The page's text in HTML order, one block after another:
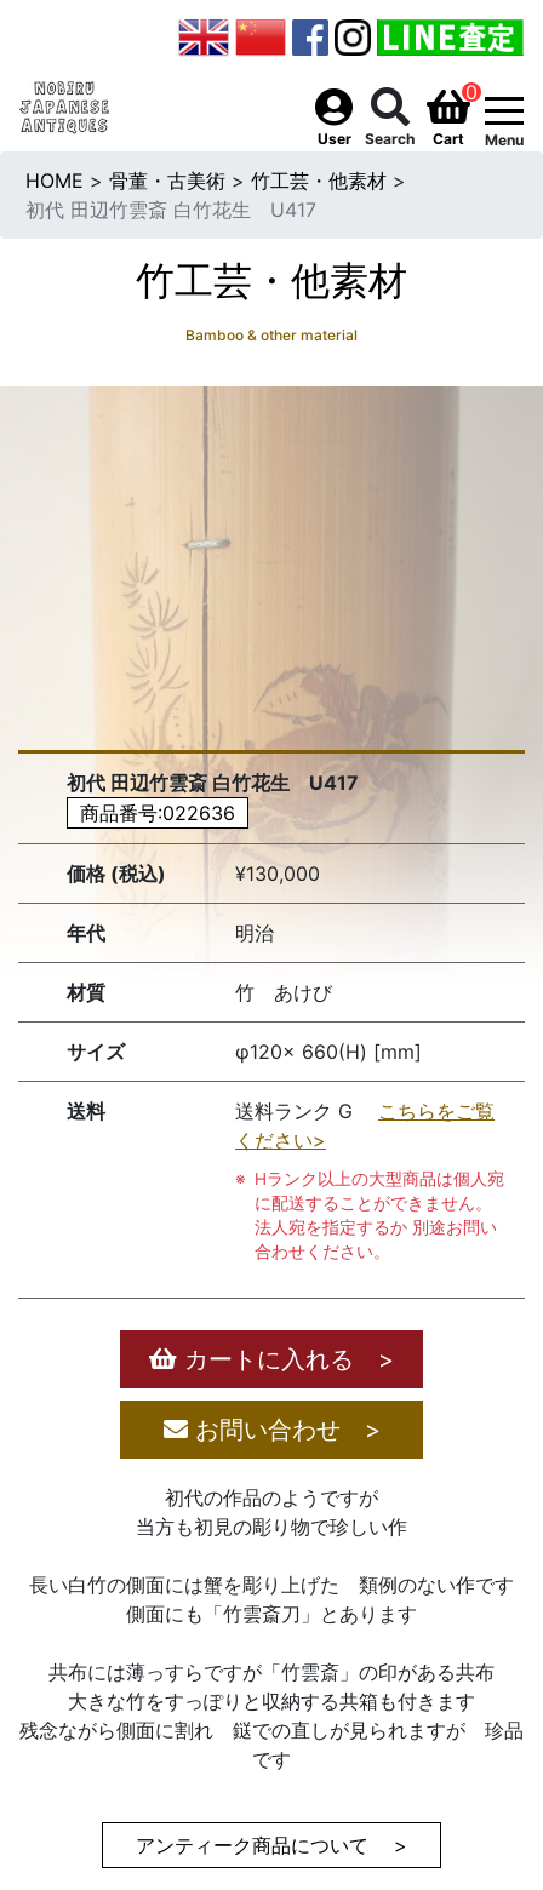
User Search
0
Cart Menu
HOME > 骨董・古美術 > 竹工芸・他素材 >
初代 田辺竹雲斎 白竹花生 U417
竹工芸・他素材
Bamboo & other material
初代 田辺竹雲斎 白竹花生 U417
商品番号:022636
価格 (税込) ¥130,000
年代 明治
材質 竹 あけび
サイズ φ120× 660(H) [mm]
送料 送料ランク G こちらをご覧
ください>
Hランク以上の大型商品は個人宛
に配送することができません。
法人宛を指定するか 別途お問い
合わせください。
カートに入れる >
お問い合わせ >
初代の作品のようですが
当方も初見の彫り物で珍しい作
長い白竹の側面には蟹を彫り上げた 類例のない作です
側面にも「竹雲斎刀」とあります
共布には薄っすらですが「竹雲斎」の印がある共布
大きな竹をすっぽりと収納する共箱も付きます
残念ながら側面に割れ 鎹での直しが見られますが 珍品
です
アンティーク商品について >